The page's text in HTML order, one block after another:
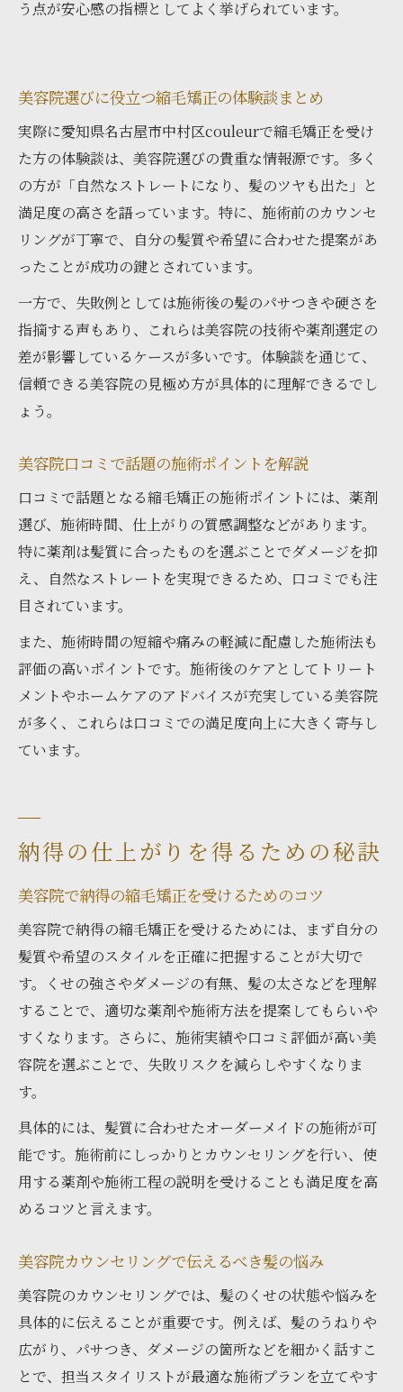
う点が安心感の指標としてよく挙げられています。
美容院選びに役立つ縮毛矯正の体験談まとめ
実際に愛知県名古屋市中村区couleurで縮毛矯正を受け
た方の体験談は、美容院選びの貴重な情報源です。多く
の方が「自然なストレートになり、髪のツヤも出た」と
満足度の高さを語っています。特に、施術前のカウンセ
リングが丁寧で、自分の髪質や希望に合わせた提案があ
ったことが成功の鍵とされています。
一方で、失敗例としては施術後の髪のパサつきや硬さを
指摘する声もあり、これらは美容院の技術や薬剤選定の
差が影響しているケースが多いです。体験談を通じて、
信頼できる美容院の見極め方が具体的に理解できるでし
ょう。
美容院口コミで話題の施術ポイントを解説
口コミで話題となる縮毛矯正の施術ポイントには、薬剤
選び、施術時間、仕上がりの質感調整などがあります。
特に薬剤は髪質に合ったものを選ぶことでダメージを抑
え、自然なストレートを実現できるため、口コミでも注
目されています。
また、施術時間の短縮や痛みの軽減に配慮した施術法も
評価の高いポイントです。施術後のケアとしてトリート
メントやホームケアのアドバイスが充実している美容院
が多く、これらは口コミでの満足度向上に大きく寄与し
ています。
納得の仕上がりを得るための秘訣
美容院で納得の縮毛矯正を受けるためのコツ
美容院で納得の縮毛矯正を受けるためには、まず自分の
髪質や希望のスタイルを正確に把握することが大切で
す。くせの強さやダメージの有無、髪の太さなどを理解
することで、適切な薬剤や施術方法を提案してもらいや
すくなります。さらに、施術実績や口コミ評価が高い美
容院を選ぶことで、失敗リスクを減らしやすくなりま
す。
具体的には、髪質に合わせたオーダーメイドの施術が可
能です。施術前にしっかりとカウンセリングを行い、使
用する薬剤や施術工程の説明を受けることも満足度を高
めるコツと言えます。
美容院カウンセリングで伝えるべき髪の悩み
美容院のカウンセリングでは、髪のくせの状態や悩みを
具体的に伝えることが重要です。例えば、髪のうねりや
広がり、パサつき、ダメージの箇所などを細かく話すこ
とで、担当スタイリストが最適な施術プランを立てやす